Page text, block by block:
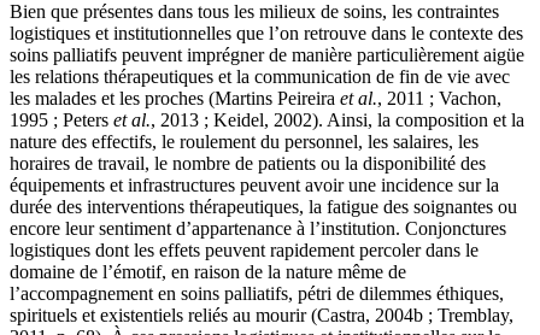
Bien que présentes dans tous les milieux de soins, les contraintes
logistiques et institutionnelles que l’on retrouve dans le contexte des
soins palliatifs peuvent imprégner de manière particulièrement aigüe
les relations thérapeutiques et la communication de fin de vie avec
les malades et les proches (Martins Peireira et al., 2011 ; Vachon,
1995 ; Peters et al., 2013 ; Keidel, 2002). Ainsi, la composition et la
nature des effectifs, le roulement du personnel, les salaires, les
horaires de travail, le nombre de patients ou la disponibilité des
équipements et infrastructures peuvent avoir une incidence sur la
durée des interventions thérapeutiques, la fatigue des soignantes ou
encore leur sentiment d’appartenance à l’institution. Conjonctures
logistiques dont les effets peuvent rapidement percoler dans le
domaine de l’émotif, en raison de la nature même de
l’accompagnement en soins palliatifs, pétri de dilemmes éthiques,
spirituels et existentiels reliés au mourir (Castra, 2004b ; Tremblay,